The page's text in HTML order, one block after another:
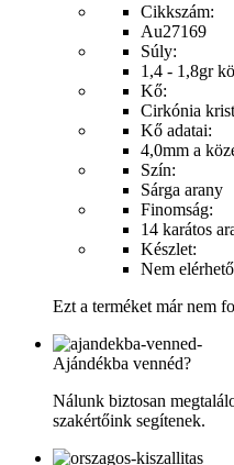
Cikkszám:
Au27169
Súly:
1,4 - 1,8gr
Kő:
Cirkónia
Kő adatai:
4,0mm a
Szín:
Sárga arany
Finomság:
14 karátos
Készlet:
Nem elérhető
Ezt a terméket már nem
Ajándékba vennéd?
Nálunk biztosan
szakértőink segítenek.